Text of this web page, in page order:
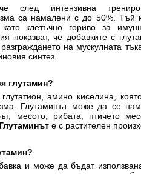
след интензивна
са намалени с до 50%. Тъй
клетъчно гориво за
показват, че добавките с
на мускулната
синтез.
глутамин?
амино киселина,
Глутаминът може да се
месото, рибата, птичето
е с растителен
и може да бъдат